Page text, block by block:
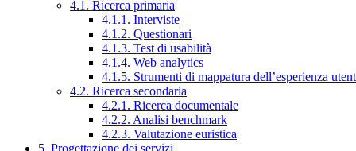
4.1. Ricerca primaria
4.1.1. Interviste
4.1.2. Questionari
4.1.3. Test di usabilità
4.1.4. Web analytics
4.1.5. Strumenti di mappatura dell’esperienza
4.2. Ricerca secondaria
4.2.1. Ricerca documentale
4.2.2. Analisi benchmark
4.2.3. Valutazione euristica
5. Progettazione dei servizi